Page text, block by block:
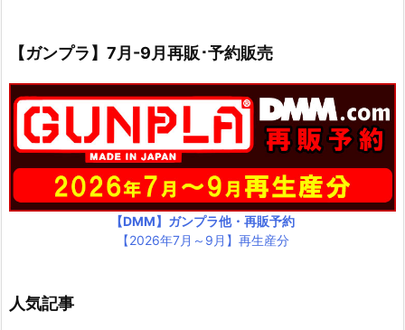
【ガンプラ】7月-9月再販･予約販売
【DMM】ガンプラ他・再販予約
【2026年7月～9月】再生産分
人気記事